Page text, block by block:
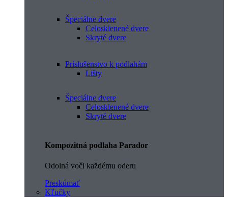
Špeciálne dvere
Celosklenené dvere
Skryté dvere
Príslušenstvo k podlahám
Lišty
Špeciálne dvere
Celosklenené dvere
Skryté dvere
Kompozitná podlaha Parador
Odolná voči každému oderu
Preskúmať
Kľučky